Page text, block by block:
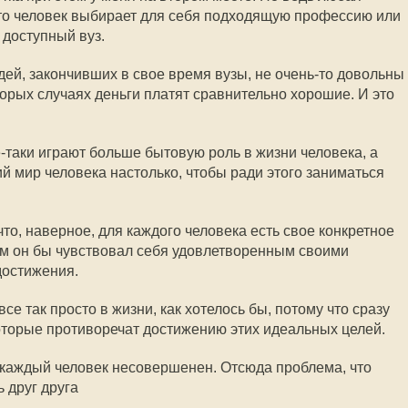
человек выбирает для себя подходящую профессию или
вуз.
закончивших в свое время вузы, не очень-то довольны
случаях деньги платят сравнительно хорошие. И это
таки играют больше бытовую роль в жизни человека, а
мир человека настолько, чтобы ради этого заниматься
наверное, для каждого человека есть свое конкретное
он бы чувствовал себя удовлетворенным своими
так просто в жизни, как хотелось бы, потому что сразу
противоречат достижению этих идеальных целей.
человек несовершенен. Отсюда проблема, что
друг друга